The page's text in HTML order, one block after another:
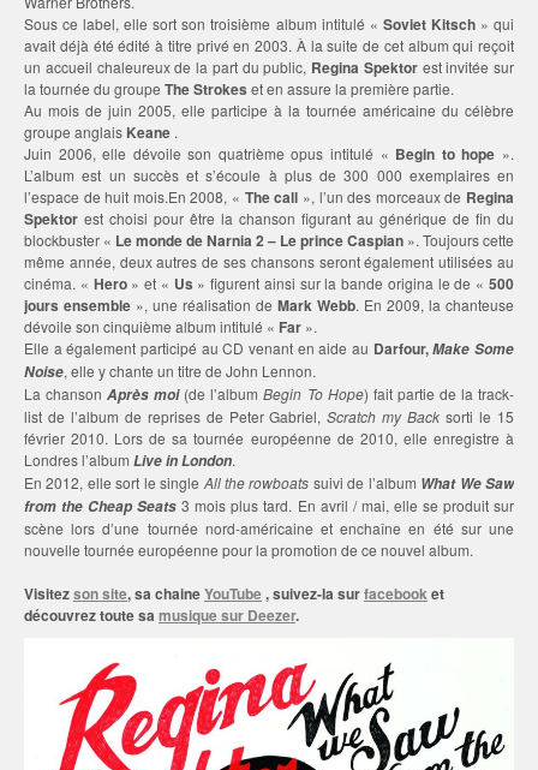
Sous ce label, elle sort son troisième album intitulé « Soviet Kitsch» qui
avait déjà été édité à titre privé en 2003. À la suite de cet album qui reçoit
un accueil chaleureux de la part du public, Regina Spektorest invitée sur
la tournée du groupe The Strokes et en assure la première partie.
Au mois de juin 2005, elle participe à la tournée américaine du célèbre
groupe anglais Keane .
Juin 2006, elle dévoile son quatrième opus intitulé « Begin to hope ».
L’album est un succès et s’écoule à plus de 300 000 exemplaires en
l’espace de huit mois.En 2008, « The call », l’un des morceaux de Regina
Spektor est choisi pour être la chanson figurant au générique de fin du
blockbuster « Le monde de Narnia 2 – Le prince Caspian ». Toujours cette
même année, deux autres de ses chansons seront également utilisées au
cinéma. « Hero» et « Us » figurent ainsi sur la bande origina le de «500
jours ensemble », une réalisation de Mark Webb. En 2009, la chanteuse
dévoile son cinquième album intitulé « Far ».
Elle a également participé au CD venant en aide au Darfour,Make Some
Noise, elle y chante un titre de John Lennon.
La chansonAprès moi (de l’albumBegin To Hope) fait partie de la track-
list de l’album de reprises de Peter Gabriel,Scratch my Back sorti le 15
février 2010. Lors de sa tournée européenne de 2010, elle enregistre à
Londres l’album Live in London.
En 2012, elle sort le single All the rowboats suivi de l’album What We Saw
from the Cheap Seats 3 mois plus tard. En avril / mai, elle se produit sur
scène lors d’une tournée nord-américaine et enchaîne en été sur une
nouvelle tournée européenne pour la promotion de ce nouvel album.
Visitezson site, sa chaineYouTube, suivez-la surfacebook et
découvrez toute sa musique sur Deezer.